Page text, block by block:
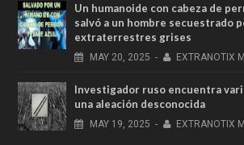
Un humanoide con cabeza de
salvó a un hombre secuestrado
extraterrestres grises
MAY 20, 2025 - EXTRANOTIX
Investigador ruso encuentra
una aleación desconocida
MAY 19, 2025 - EXTRANOTIX